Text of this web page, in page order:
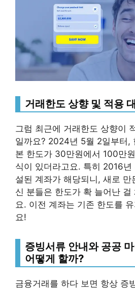
거래한도 상향 및 적용
그럼 최근에 거래한도 상향이
일까요? 2024년 5월 2일부터,
본 한도가 30만원에서 100만
식이 있더라고요. 특히 2016
설된 계좌가 해당되니, 새로 만
신 분들은 한도가 확 늘어난 걸
요. 이전 계좌는 기존 한도를
요!
증빙서류 안내와 공공
어떻게 할까?
금융거래를 하다 보면 항상 증